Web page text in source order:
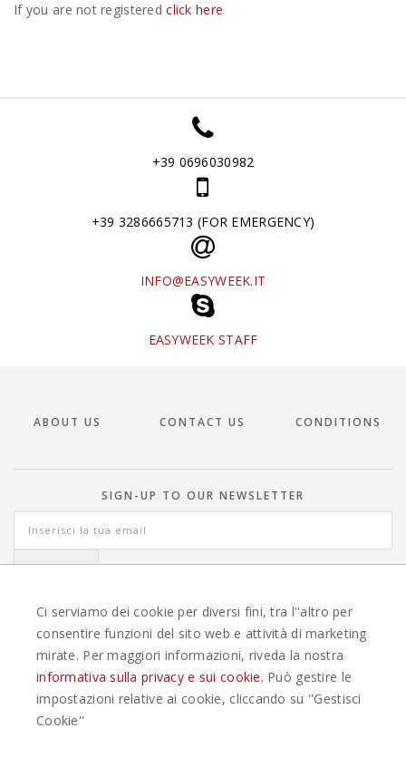
If you are not registeredclick here
+39 0696030982
+39 3286665713 (FOR EMERGENCY)
INFO@EASYWEEK.IT
EASYWEEK STAFF
ABOUT US CONTACT US CONDITIONS
SIGN-UP TO OUR NEWSLETTER
TRAVEL OFFERS ITALY
EASYWEEKS TOUR OPERATOR © 2026 COPYRIGHT EASYWEEK. ALL RIGHTS
RESERVED |
Ci serviamo dei cookie per diversi fini, tra l''altro per
consentire funzioni del sito web e attività di marketing
mirate. Per maggiori informazioni, riveda la nostra
informativa sulla privacy e sui cookie. Può gestire le
impostazioni relative ai cookie, cliccando su ''Gestisci
Cookie''